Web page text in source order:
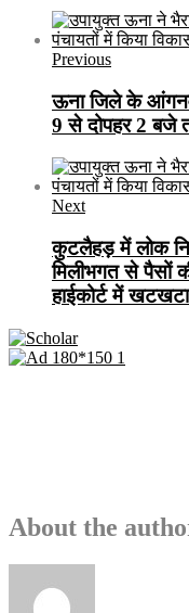
Previous
ऊना जिले के
9 से दोपहर 2
Next
कुटलैहड़ में लोक
मिलीभगत से पैसों
हाईकोर्ट में
About the